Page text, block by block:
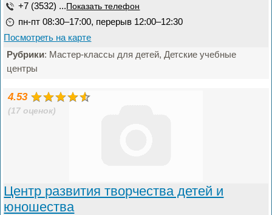
+7 (3532) ... Показать телефон
пн-пт 08:30–17:00, перерыв 12:00–12:30
Посмотреть на карте
Рубрики: Мастер-классы для детей, Детские учебные
центры
4.53
(17 оценок)
Центр развития творчества детей и
юношества